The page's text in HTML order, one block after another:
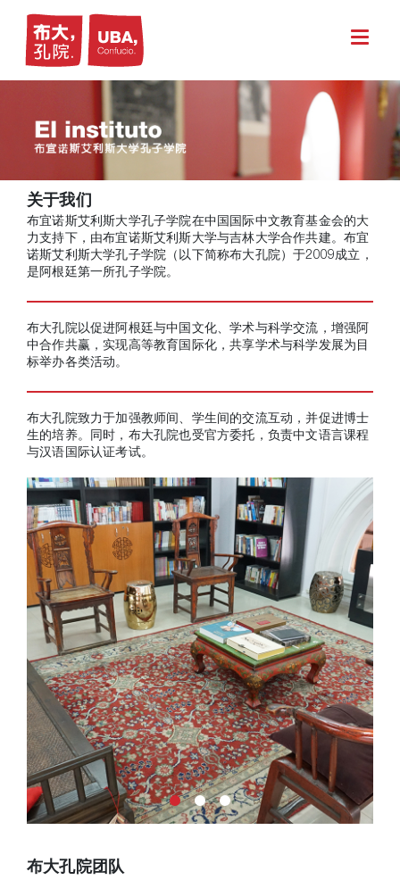
关于我们
布宜诺斯艾利斯大学孔子学院在中国国际中文教育基金会的大
力支持下，由布宜诺斯艾利斯大学与吉林大学合作共建。布宜
诺斯艾利斯大学孔子学院（以下简称布大孔院）于2009成立，
是阿根廷第一所孔子学院。
布大孔院以促进阿根廷与中国文化、学术与科学交流，增强阿
中合作共赢，实现高等教育国际化，共享学术与科学发展为目
标举办各类活动。
布大孔院致力于加强教师间、学生间的交流互动，并促进博士
生的培养。同时，布大孔院也受官方委托，负责中文语言课程
与汉语国际认证考试。
布大孔院团队